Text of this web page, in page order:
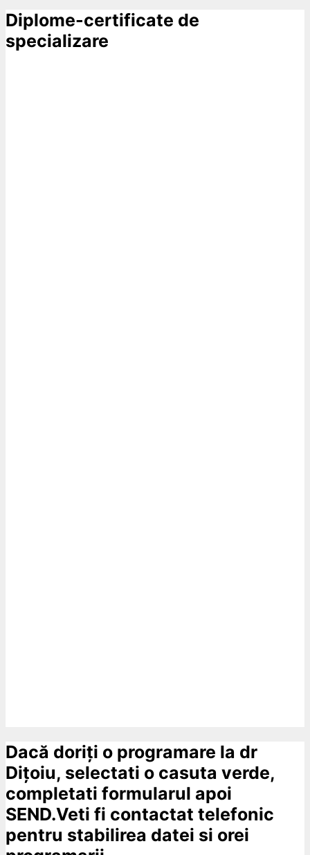
Diplome-certificate de
specializare
Dacă doriți o programare la dr
Dițoiu, selectati o casuta verde,
completati formularul apoi
SEND.Veti fi contactat telefonic
pentru stabilirea datei si orei